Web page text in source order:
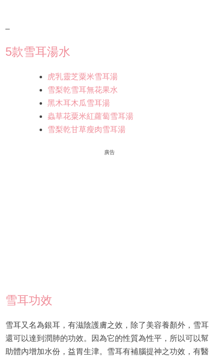
–
5款雪耳湯水
虎乳靈芝粟米雪耳湯
雪梨乾雪耳無花果水
黑木耳木瓜雪耳湯
蟲草花粟米紅蘿蔔雪耳湯
雪梨乾甘草瘦肉雪耳湯
廣告
雪耳功效
雪耳又名為銀耳，有滋陰護膚之效，除了美容養顏外，雪耳
還可以達到潤肺的功效。因為它的性質為性平，所以可以幫
助體內增加水份，益胃生津。雪耳有補腦提神之功效，有醫